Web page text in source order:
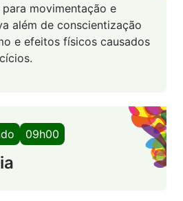
movimentação e
além de conscientização
e efeitos físicos causados
09h00